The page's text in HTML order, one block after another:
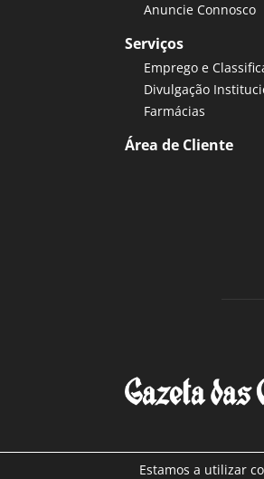
Anuncie Connosco
Serviços
Emprego e
Divulgação
Farmácias
Área de Cliente
Estamos a utilizar